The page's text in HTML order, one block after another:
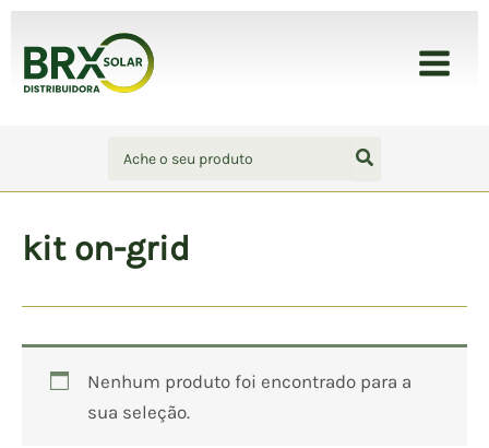
para
kit on-grid
Nenhum produto foi encontrado para a
sua seleção.